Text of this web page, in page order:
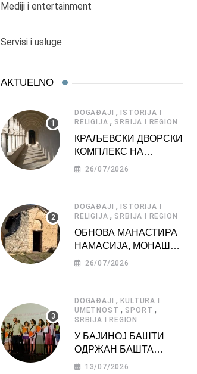
Mediji i entertainment
Servisi i usluge
AKTUELNO
DOGAĐAJI , ISTORIJA I
RELIGIJA , SRBIJA I REGION
КРАЉЕВСКИ ДВОРСКИ
КОМПЛЕКС НА
ДЕДИЊУ –
АТРАКЦИЈА
26/07/2026
DOGAĐAJI , ISTORIJA I
RELIGIJA , SRBIJA I REGION
ОБНОВА МАНАСТИРА
НАМАСИЈА, МОНАШКЕ
ЗАДУЖБИНЕ
26/07/2026
DOGAĐAJI ,KULTURA I
UMETNOST , SPORT ,
SRBIJA I REGION
У БАЈИНОЈ БАШТИ
ОДРЖАН БАШТА
ФЕСТ 2026
13/07/2026